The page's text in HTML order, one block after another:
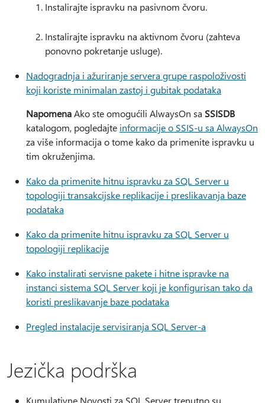
Instalirajte ispravku na pasivnom čvoru.
Instalirajte ispravku na aktivnom čvoru (zahteva
ponovno pokretanje usluge).
Nadogradnja i ažuriranje servera grupe raspoloživosti
koji koriste minimalan zastoj i gubitak podataka
NapomenaAko ste omogućili AlwaysOn sa SSISDB
katalogom, pogledajte informacije o SSIS-u sa AlwaysOn
za više informacija o tome kako da primenite ispravku u
tim okruženjima.
Kako da primenite hitnu ispravku za SQL Server u
topologiji transakcijske replikacije i preslikavanja baze
podataka
Kako da primenite hitnu ispravku za SQL Server u
topologiji replikacije
Kako instalirati servisne pakete i hitne ispravke na
instanci sistema SQL Server koji je konfigurisan tako da
koristi preslikavanje baze podataka
Pregled instalacije servisiranja SQL Server-a
Jezička podrška
Kumulativne Novosti za SQL Server trenutno su